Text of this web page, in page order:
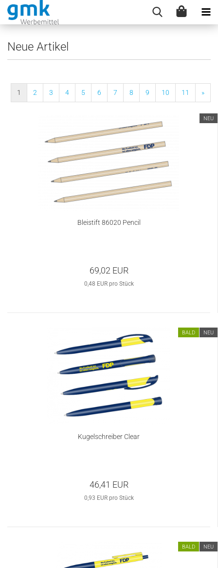
Neue Artikel
1 2 3 4 5 6 7 8 9 10 11 »
NEU
Bleistift 86020 Pencil
69,02 EUR
0,48 EUR pro Stück
BALD NEU
Kugelschreiber Clear
46,41 EUR
0,93 EUR pro Stück
BALD NEU